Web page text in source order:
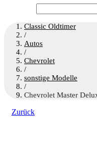
nach:
Classic Oldtimer
/
Autos
/
Chevrolet
/
sonstige Modelle
/
Chevrolet Master
Zurück